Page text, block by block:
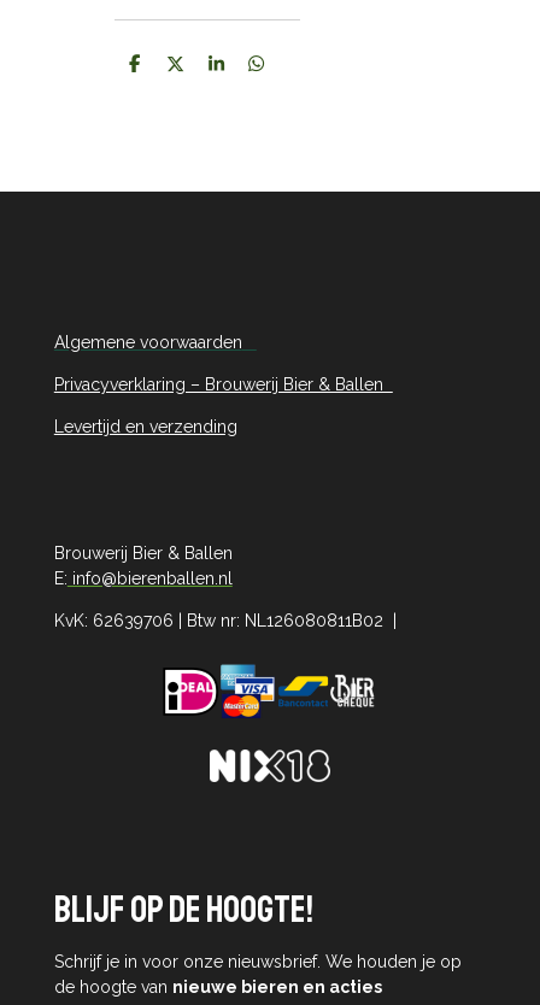
D
D
S
D
Algemene voorwaarden
Privacyverklaring – Brouwerij Bier & Ballen
Levertijd en verzending
Brouwerij Bier & Ballen
E: info@bierenballen.nl
KvK: 62639706 | Btw nr: NL126080811B02 |
Blijf op de hoogte!
Schrijf je in voor onze nieuwsbrief. We houden je op
de hoogte van nieuwe bieren en acties